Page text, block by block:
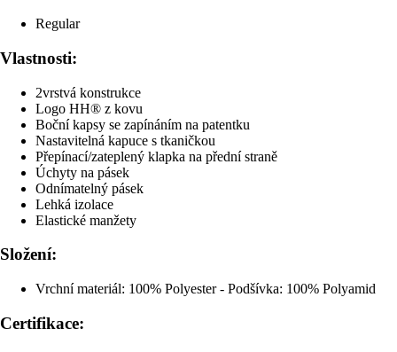
Regular
Vlastnosti:
2vrstvá konstrukce
Logo HH® z kovu
Boční kapsy se zapínáním na patentku
Nastavitelná kapuce s tkaničkou
Přepínací/zateplený klapka na přední straně
Úchyty na pásek
Odnímatelný pásek
Lehká izolace
Elastické manžety
Složení:
Vrchní materiál: 100% Polyester - Podšívka: 100% Polyamid
Certifikace: